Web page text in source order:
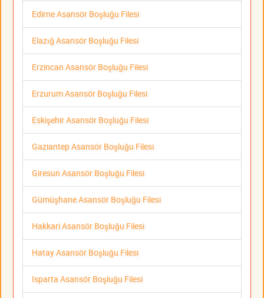
Edirne Asansör Boşluğu Filesi
Elazığ Asansör Boşluğu Filesi
Erzincan Asansör Boşluğu Filesi
Erzurum Asansör Boşluğu Filesi
Eskişehir Asansör Boşluğu Filesi
Gaziantep Asansör Boşluğu Filesi
Giresun Asansör Boşluğu Filesi
Gümüşhane Asansör Boşluğu Filesi
Hakkari Asansör Boşluğu Filesi
Hatay Asansör Boşluğu Filesi
Isparta Asansör Boşluğu Filesi